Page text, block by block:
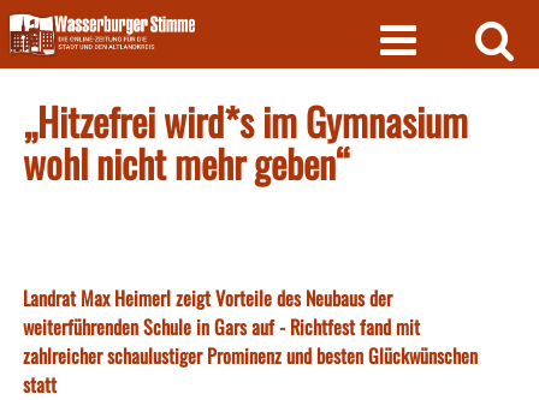
Skip
to
content
„Hitzefrei wird*s im Gymnasium
wohl nicht mehr geben“
Landrat Max Heimerl zeigt Vorteile des Neubaus der
weiterführenden Schule in Gars auf - Richtfest fand mit
zahlreicher schaulustiger Prominenz und besten Glückwünschen
statt